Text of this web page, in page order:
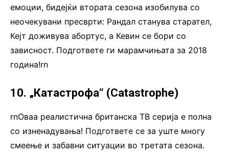
емоции, бидејќи втората сезона изобилува со
неочекувани пресврти: Рандал станува старател,
Кејт доживува абортус, а Кевин се бори со
зависност. Подгответе ги марамчињата за 2018
година!rn
10. „Катастрофа“ (Catastrophe)
rnОваа реалистична британска ТВ серија е полна
со изненадувања! Подгответе се за уште многу
смеење и забавни ситуации во третата сезона.